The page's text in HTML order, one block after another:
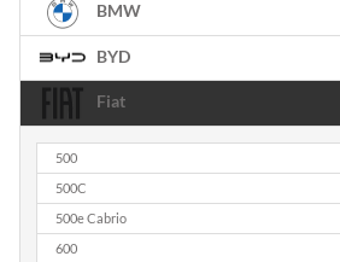
BMW
BYD
Fiat
500
500C
500e Cabrio
600